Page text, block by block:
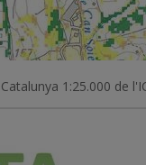
1:25.000 de